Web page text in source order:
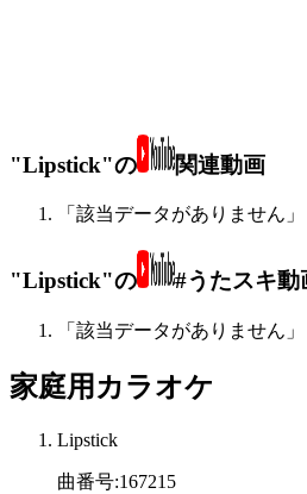
"Lipstick"の 関連動画
「該当データがありません」
"Lipstick"の #うたスキ動
「該当データがありません」
家庭用カラオケ
Lipstick
曲番号:167215